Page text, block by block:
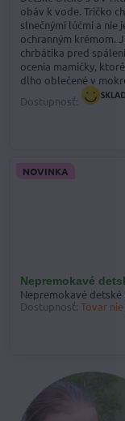
obáv k vode. Tričko
slnečnými lúčmi a
ochranným krémom.
chrbátika pred
ocenia mamičky,
dlho oblečené v
Dostupnosť:
Nepremokavé
NOVINKA
Nepremokavé
Dostupnosť: Tovar